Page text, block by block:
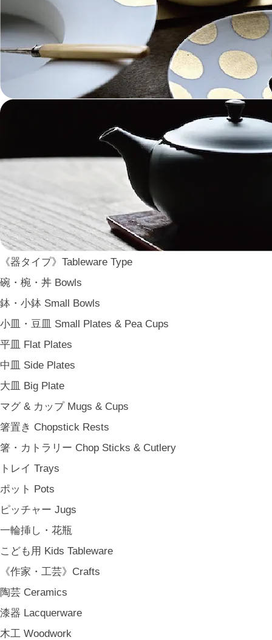
《器タイプ》Tableware Type
碗・椀・丼 Bowls
鉢・小鉢 Small Bowls
小皿・豆皿 Small Plates & Pea Cups
平皿 Flat Plates
中皿 Side Plates
大皿 Big Plate
マグ & カップ Mugs & Cups
箸置き Chopstick Rests
箸・カトラリー Chop Sticks & Cutlery
トレイ Trays
ポット Pots
ピッチャー Jugs
一輪挿し・花瓶
こども用 Kids Tableware
《作家・工芸》Crafts
陶芸 Ceramics
漆器 Lacquerware
木工 Woodwork
鋳物 Cast Metal
香 Insence
その他工芸 e.t.c
《ブランド》Brands
東屋 Azmaya
二上 FUTAGAMI
畑漆器 HATA SHIKKI
織田幸銅器 Odako Douki
ARAS
WDH
WASARA
一果ニ花 icca nicca
そのほか e.t.c
《食卓》Dining
パーティー Party
《台所》Kitchen
《雑貨》Living goods
インテリア Interior
アンティークのもの Vintage & Antiques